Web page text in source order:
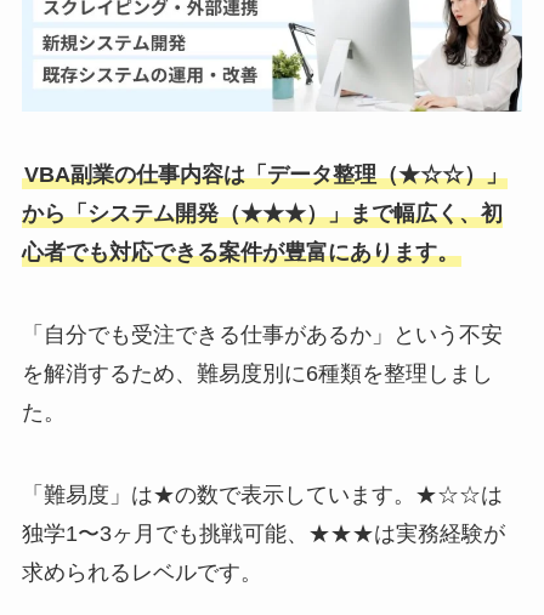
VBA副業の仕事内容は「データ整理（★☆☆）」
から「システム開発（★★★）」まで幅広く、初
心者でも対応できる案件が豊富にあります。
「自分でも受注できる仕事があるか」という不安
を解消するため、難易度別に6種類を整理しまし
た。
「難易度」は★の数で表示しています。★☆☆は
独学1〜3ヶ月でも挑戦可能、★★★は実務経験が
求められるレベルです。